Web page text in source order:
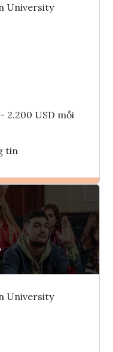
University
2.200 USD mỗi
tin
vấn Interlink
University